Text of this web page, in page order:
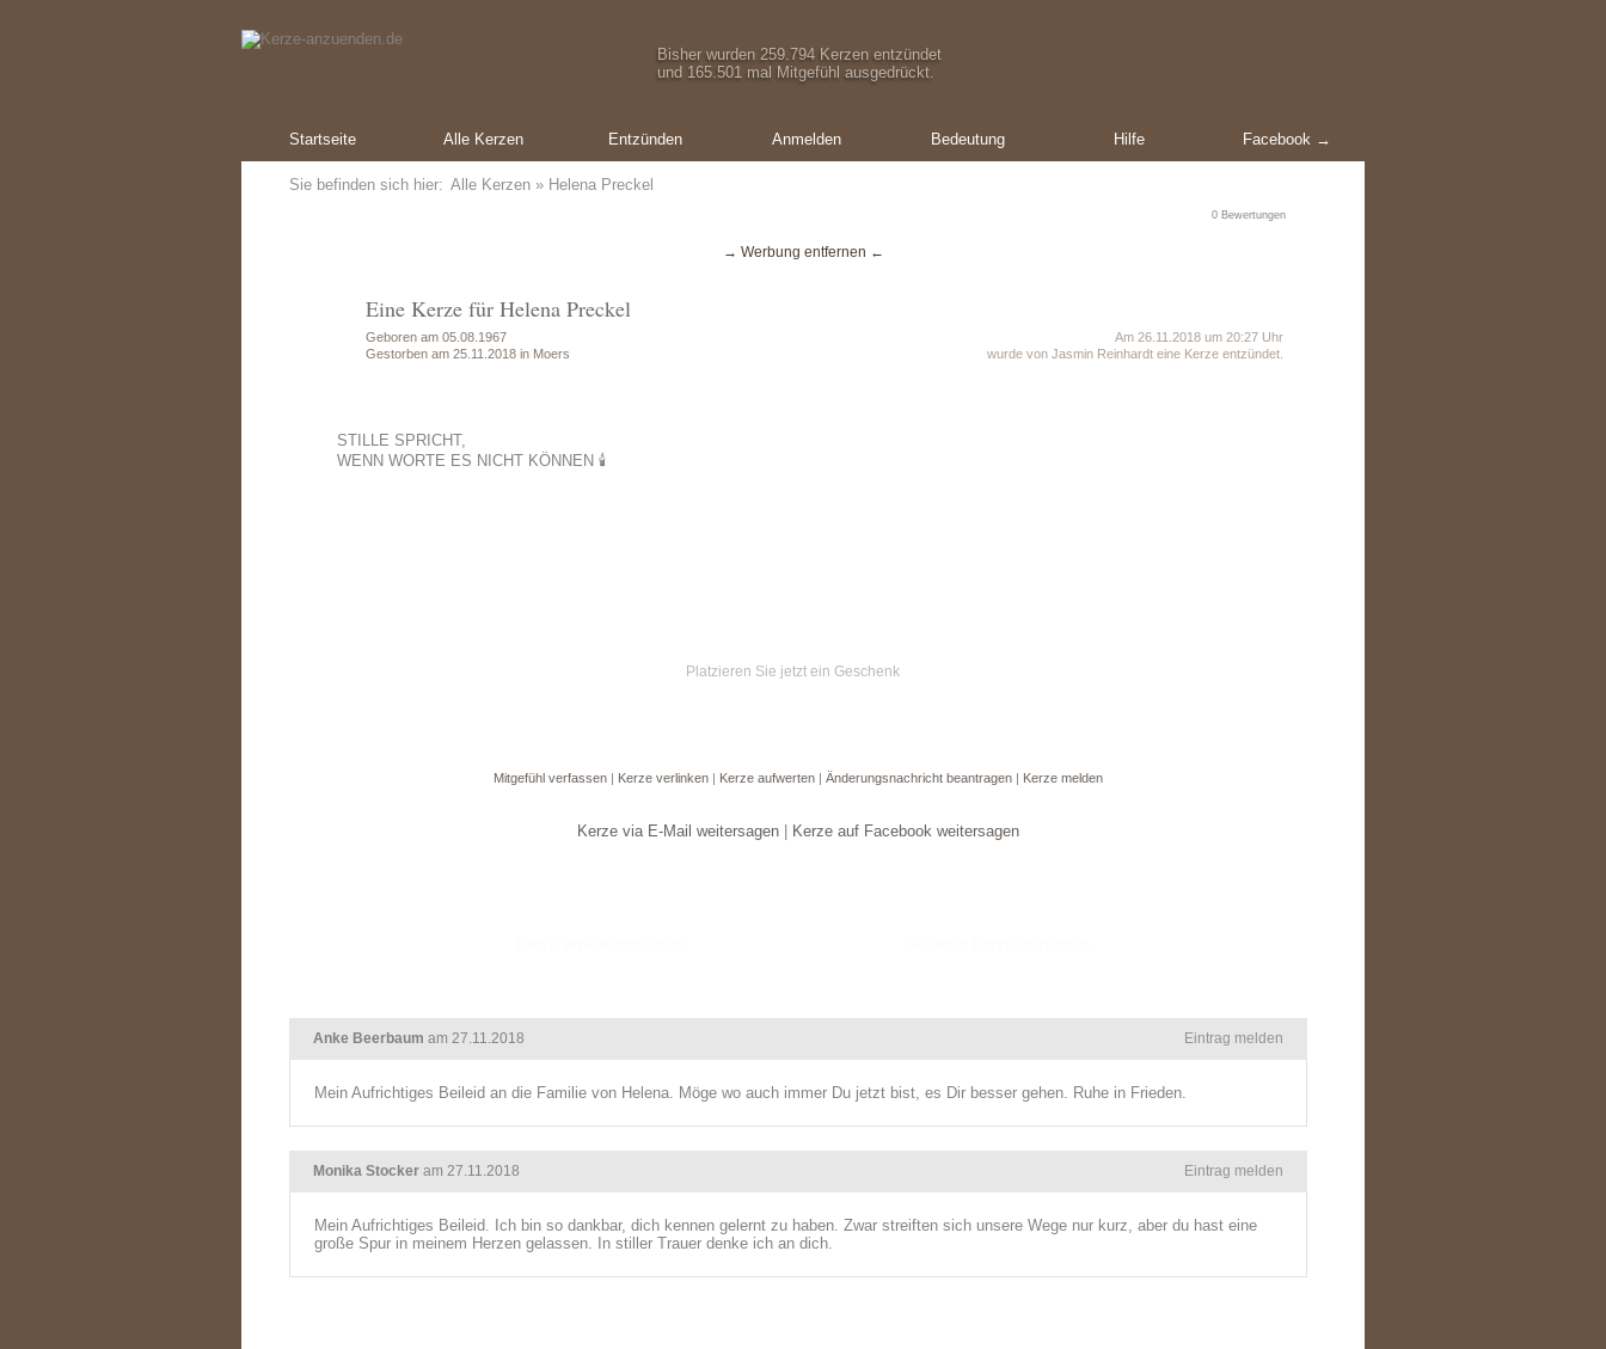
Bisher wurden 259.794 Kerzen entzündet
und 165.501 mal Mitgefühl ausgedrückt.
Startseite Alle Kerzen Entzünden Anmelden Bedeutung Hilfe Facebook →
Sie befinden sich hier: Alle Kerzen » Helena Preckel
0 Bewertungen
→ Werbung entfernen ←
Eine Kerze für Helena Preckel
Geboren am 05.08.1967
Gestorben am 25.11.2018 in Moers
Am 26.11.2018 um 20:27 Uhr
wurde von Jasmin Reinhardt eine Kerze entzündet.
STILLE SPRICHT,
WENN WORTE ES NICHT KÖNNEN 🕯️
Platzieren Sie jetzt ein Geschenk
Mitgefühl verfassen | Kerze verlinken | Kerze aufwerten | Änderungsnachricht beantragen | Kerze melden
Kerze via E-Mail weitersagen Kerze auf Facebook weitersagen
Anke Beerbaum am 27.11.2018 Eintrag melden
Mein Aufrichtiges Beileid an die Familie von Helena. Möge wo auch immer Du jetzt bist, es Dir besser gehen. Ruhe in Frieden.
Monika Stocker am 27.11.2018 Eintrag melden
Mein Aufrichtiges Beileid. Ich bin so dankbar, dich kennen gelernt zu haben. Zwar streiften sich unsere Wege nur kurz, aber du hast eine
große Spur in meinem Herzen gelassen. In stiller Trauer denke ich an dich.